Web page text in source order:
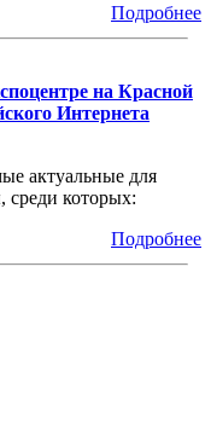
Подробнее
на Красной
Интернета
актуальные для
среди которых:
Подробнее